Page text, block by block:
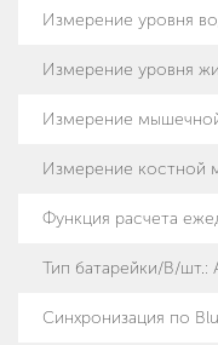
Измерение уровня
Измерение уровня
Измерение
Измерение костной
Функция расчета
Тип батарейки/B/шт.:
Синхронизация по